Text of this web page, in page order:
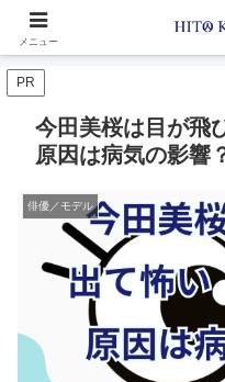
PR
今田美桜は目が飛
原因は病気の影響
俳優／モデル
メニュー